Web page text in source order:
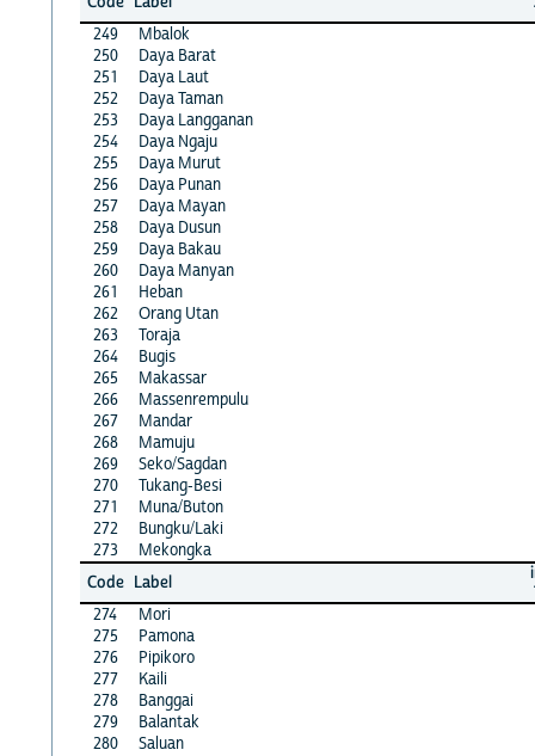
249
Mbalok
250
Daya Barat
251
Daya Laut
252
Daya Taman
253
Daya Langganan
254
Daya Ngaju
255
Daya Murut
256
Daya Punan
257
Daya Mayan
258
Daya Dusun
259
Daya Bakau
260
Daya Manyan
261
Heban
262
Orang Utan
263
Toraja
264
Bugis
265
Makassar
266
Massenrempulu
267
Mandar
268
Mamuju
269
Seko/Sagdan
270
Tukang-Besi
271
Muna/Buton
272
Bungku/Laki
273
Mekongka
Code Label
274
Mori
275
Pamona
276
Pipikoro
277
Kaili
278
Banggai
279
Balantak
280
Saluan